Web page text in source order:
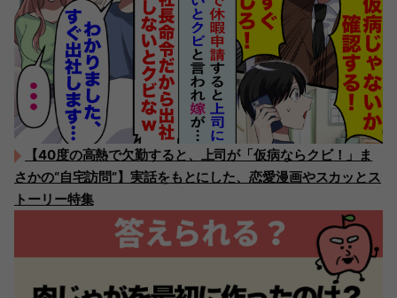
【40度の高熱で欠勤すると、上司が「仮病ならクビ！」ま
さかの“自宅訪問”】実話をもとにした、恋愛漫画やスカッとス
トーリー特集